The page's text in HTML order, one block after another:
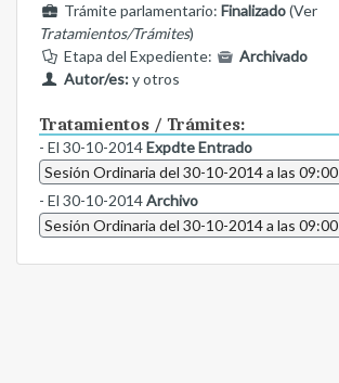
Trámite parlamentario: Finalizado(Ver
Tratamientos/Trámites)
Etapa del Expediente:
Archivado
Autor/es:y otros
Tratamientos / Trámites:
- El 30-10-2014Expdte Entrado
Sesión Ordinaria del 30-10-2014 a las 09:00
- El 30-10-2014Archivo
Sesión Ordinaria del 30-10-2014 a las 09:00